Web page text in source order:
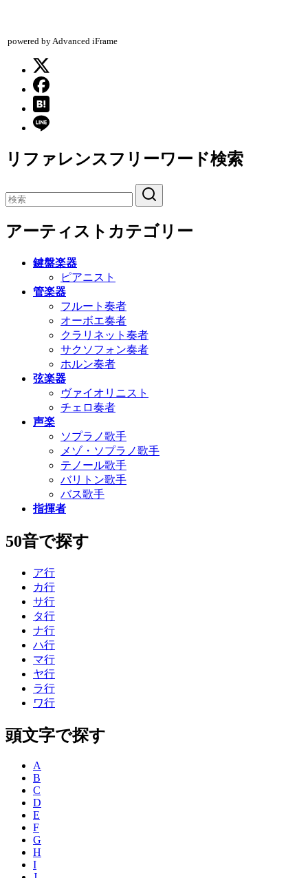
powered by Advanced iFrame
リファレンスフリーワード検索
アーティストカテゴリー
鍵盤楽器
ピアニスト
管楽器
フルート奏者
オーボエ奏者
クラリネット奏者
サクソフォン奏者
ホルン奏者
弦楽器
ヴァイオリニスト
チェロ奏者
声楽
ソプラノ歌手
メゾ・ソプラノ歌手
テノール歌手
バリトン歌手
バス歌手
指揮者
50音で探す
ア行
カ行
サ行
タ行
ナ行
ハ行
マ行
ヤ行
ラ行
ワ行
頭文字で探す
A
B
C
D
E
F
G
H
I